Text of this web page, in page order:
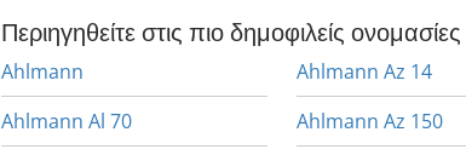
Περιηγηθείτε στις πιο δημοφιλείς
Ahlmann
Ahlmann Al 70
Ahlmann Az 14
Ahlmann Az 150